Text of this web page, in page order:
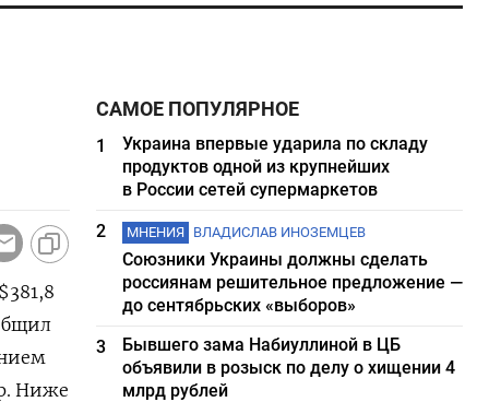
Ниже
САМОЕ ПОПУЛЯРНОЕ
1
Украина впервые ударила по складу
продуктов одной из крупнейших
в России сетей супермаркетов
2
МНЕНИЯ ВЛАДИСЛАВ ИНОЗЕМЦЕВ
Союзники Украины должны сделать
россиянам решительное предложение —
до сентябрьских «выборов»
3
Бывшего зама Набиуллиной в ЦБ
объявили в розыск по делу о хищении 4
млрд рублей